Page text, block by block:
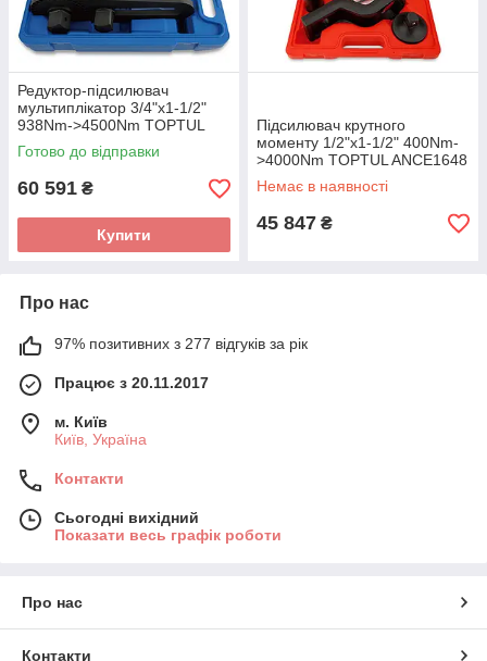
Редуктор-підсилювач
мультиплікатор 3/4"х1-1/2"
938Nm->4500Nm TOPTUL
ANDE2448
Готово до відправки
60 591 ₴
Купити
Підсилювач крутного
моменту 1/2"х1-1/2" 400Nm-
>4000Nm TOPTUL ANCE1648
Немає в наявності
45 847 ₴
Про нас
97% позитивних з 277 відгуків за рік
Працює з 20.11.2017
м. Київ
Київ, Україна
Контакти
Сьогодні вихідний
Показати весь графік роботи
Про нас
Контакти